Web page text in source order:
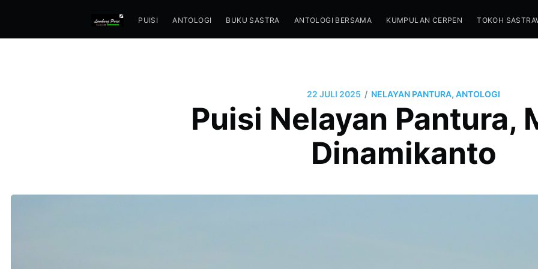
PUISI ANTOLOGI BUKU SASTRA ANTOLOGI BERSAMA KUMPULAN CERPEN TOKOH
22 JULI 2025 / NELAYAN PANTURA, ANTOLOGI
Puisi Nelayan Pantura,
Dinamikanto